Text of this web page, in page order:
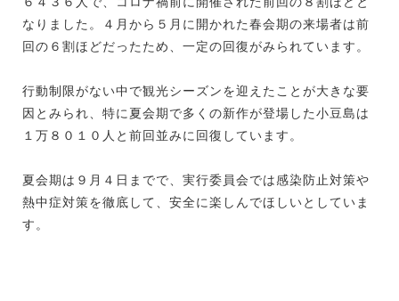
なりました。４月から５月に開かれた春会期の来場者は前
回の６割ほどだったため、一定の回復がみられています。
行動制限がない中で観光シーズンを迎えたことが大きな要
因とみられ、特に夏会期で多くの新作が登場した小豆島は
１万８０１０人と前回並みに回復しています。
夏会期は９月４日までで、実行委員会では感染防止対策や
熱中症対策を徹底して、安全に楽しんでほしいとしていま
す。